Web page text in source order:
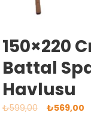
150×220
Battal
Havlusu
₺599,00
Orijinal
₺569,00